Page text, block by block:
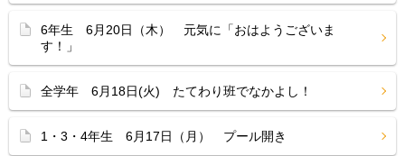
6年生 6月20日（木） 元気に「おはようございま
す！」
全学年 6月18日(火) たてわり班でなかよし！
1・3・4年生 6月17日（月） プール開き